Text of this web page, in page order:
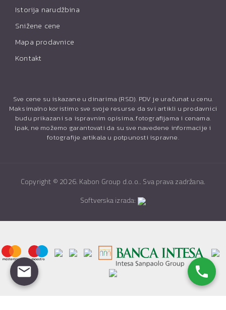
Istorija narudžbina
Snižene cene
Mapa prodavnice
Kontakt
Sve cene su iskazane u dinarima (RSD). PDV je uračunat u cenu.
Maksimalno koristimo sve svoje resurse da svi artikli u prodavnici
budu prikazani sa ispravnim opisima, fotografijama i cenama.
Ipak, ne možemo garantovati da su sve navedene informacije i
fotografije artikala u potpunosti ispravne.
Copyright © 2026. Kabon Group d.o.o.. Sva prava zadržana.
Softverska izrada: